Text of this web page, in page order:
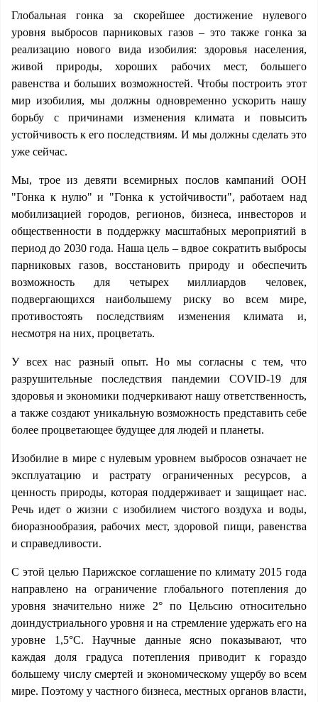
Глобальная гонка за скорейшее достижение нулевого
уровня выбросов парниковых газов – это также гонка за
реализацию нового вида изобилия: здоровья населения,
живой природы, хороших рабочих мест, большего
равенства и больших возможностей. Чтобы построить этот
мир изобилия, мы должны одновременно ускорить нашу
борьбу с причинами изменения климата и повысить
устойчивость к его последствиям. И мы должны сделать это
уже сейчас.
Мы, трое из девяти всемирных послов кампаний ООН
"Гонка к нулю" и "Гонка к устойчивости", работаем над
мобилизацией городов, регионов, бизнеса, инвесторов и
общественности в поддержку масштабных мероприятий в
период до 2030 года. Наша цель – вдвое сократить выбросы
парниковых газов, восстановить природу и обеспечить
возможность для четырех миллиардов человек,
подвергающихся наибольшему риску во всем мире,
противостоять последствиям изменения климата и,
несмотря на них, процветать.
У всех нас разный опыт. Но мы согласны с тем, что
разрушительные последствия пандемии COVID-19 для
здоровья и экономики подчеркивают нашу ответственность,
а также создают уникальную возможность представить себе
более процветающее будущее для людей и планеты.
Изобилие в мире с нулевым уровнем выбросов означает не
эксплуатацию и растрату ограниченных ресурсов, а
ценность природы, которая поддерживает и защищает нас.
Речь идет о жизни с изобилием чистого воздуха и воды,
биоразнообразия, рабочих мест, здоровой пищи, равенства
и справедливости.
С этой целью Парижское соглашение по климату 2015 года
направлено на ограничение глобального потепления до
уровня значительно ниже 2° по Цельсию относительно
доиндустриального уровня и на стремление удержать его на
уровне 1,5°C. Научные данные ясно показывают, что
каждая доля градуса потепления приводит к гораздо
большему числу смертей и экономическому ущербу во всем
мире. Поэтому у частного бизнеса, местных органов власти,